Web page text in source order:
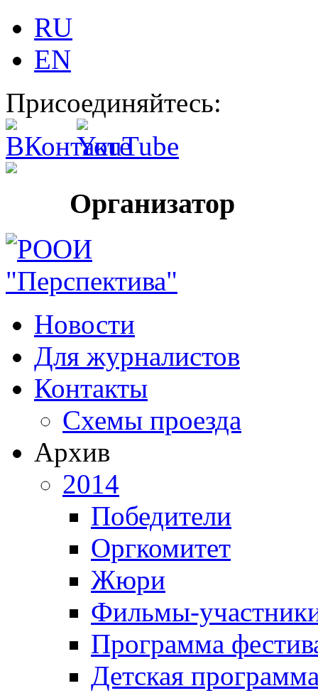
RU
EN
Присоединяйтесь:
Организатор
Новости
Для журналистов
Контакты
Схемы проезда
Архив
2014
Победители
Оргкомитет
Жюри
Фильмы-
Программа
Детская